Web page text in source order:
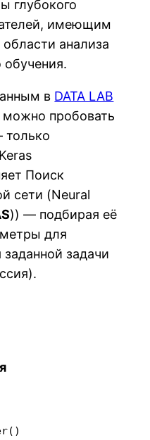
глубокого
имеющим
анализа
в DATA LAB
можно пробовать
только
Поиск
сети (Neural
)) — подбирая её
для
задачи